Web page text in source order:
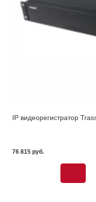
IP видеорегистратор
76 815 pуб.